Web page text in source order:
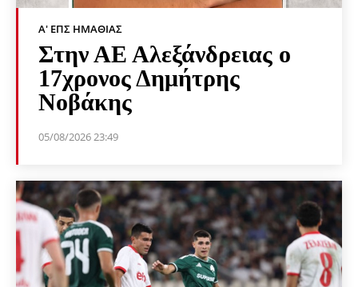
Α' ΕΠΣ ΗΜΑΘΊΑΣ
Στην ΑΕ Αλεξάνδρειας ο
17χρονος Δημήτρης
Νοβάκης
05/08/2026 23:49